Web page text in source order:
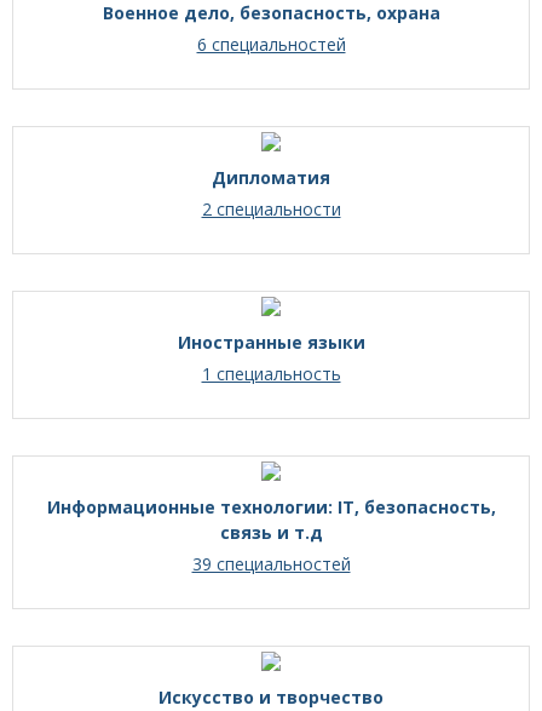
Военное дело, безопасность, охрана
6 специальностей
Дипломатия
2 специальности
Иностранные языки
1 специальность
Информационные технологии: IT, безопасность,
связь и т.д
39 специальностей
Искусство и творчество